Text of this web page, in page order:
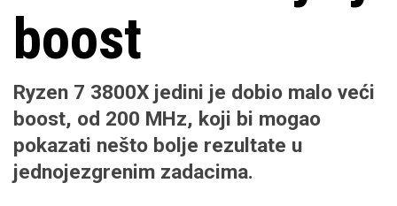
boost
Ryzen 7 3800X jedini je dobio malo veći
boost, od 200 MHz, koji bi mogao
pokazati nešto bolje rezultate u
jednojezgrenim zadacima.